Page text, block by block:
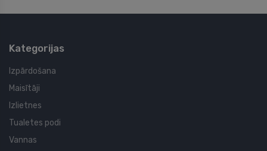
Kategorijas
Izpārdošana
Maisītāji
Izlietnes
Tualetes podi
Vannas